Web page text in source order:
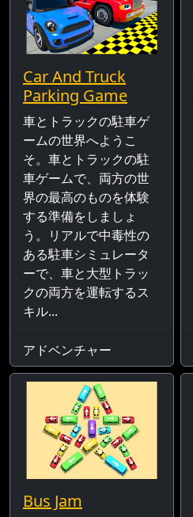
Car And Truck
Parking Game
車とトラックの駐車ゲ
ームの世界へようこ
そ。車とトラックの駐
車ゲームで、両方の世
界の最高のものを体験
する準備をしましょ
う。リアルで中毒性の
ある駐車シミュレータ
ーで、車と大型トラッ
クの両方を運転するス
キル...
アドベンチャー
Bus Jam